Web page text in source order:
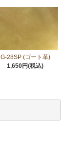
G-28SP (ゴート革)
1,650円(税込)